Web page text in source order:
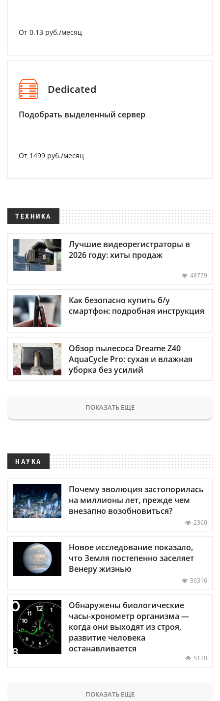
От 0.13 руб./месяц
Dedicated
Подобрать выделенный сервер
От 1499 руб./месяц
ТЕХНИКА
Лучшие видеорегистраторы в
2026 году: хиты продаж
48779
Как безопасно купить б/у
смартфон: подробная инструкция
Обзор пылесоса Dreame Z40
AquaCycle Pro: сухая и влажная
уборка без усилий
ПОКАЗАТЬ ЕЩЕ
НАУКА
Почему эволюция застопорилась
на миллионы лет, прежде чем
внезапно возобновиться?
2360
Новое исследование показало,
что Земля постепенно заселяет
Венеру жизнью
36316
Обнаружены биологические
часы-хронометр организма —
когда они выходят из строя,
развитие человека
останавливается
5120
ПОКАЗАТЬ ЕЩЕ